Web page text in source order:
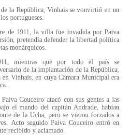
la República, Vinhais se vonvirtió en un
portugueses.
de 1911, la villa fue invadida por Paiva
pretendía defender la libertad política
monárquicos.
mientras que por todo el país se
de la implantación de la República,
en Vinhais, en cuya Câmara Municipal era
Couceiro atacó con sus gentes a las
el mando del capitán Andrade, habían
de la Ucha, pero se vieron forzados a
Acto seguido Paiva Couceiro entró en
recibido y aclamado.